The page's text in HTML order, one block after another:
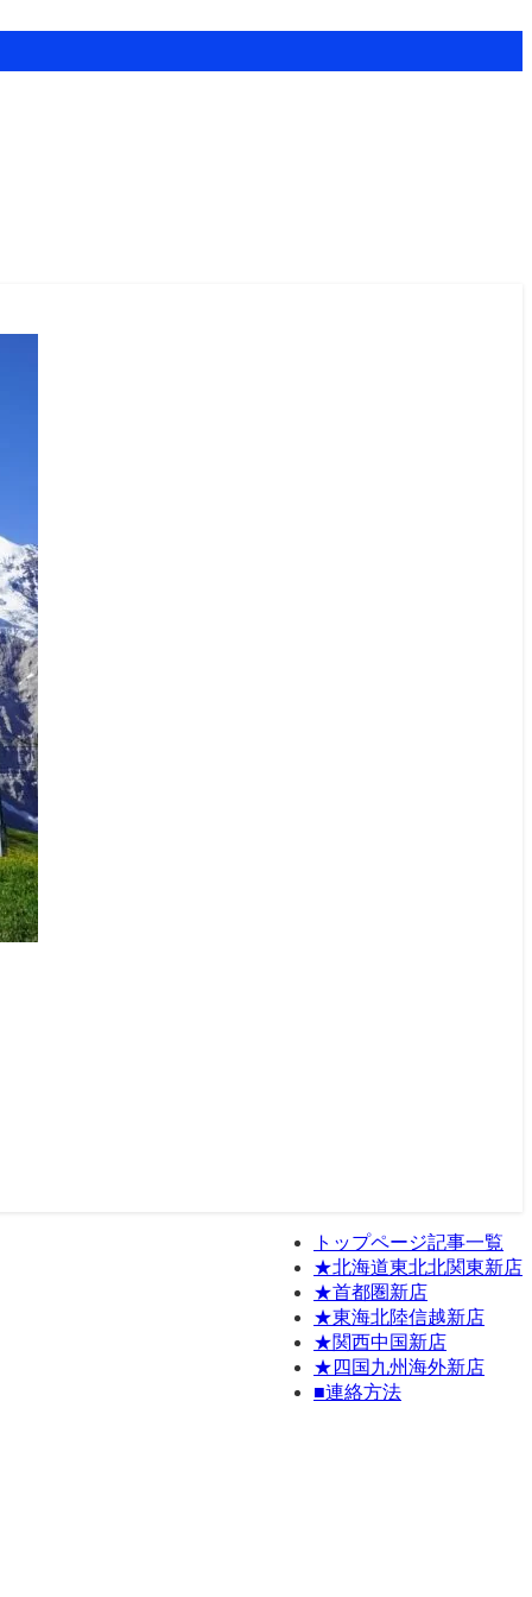
トップページ記事一覧
★北海道東北北関東新店
★首都圏新店
★東海北陸信越新店
★関西中国新店
★四国九州海外新店
■連絡方法